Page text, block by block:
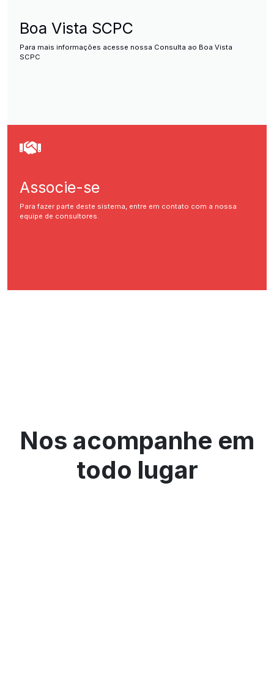
Boa Vista SCPC
Para mais informações acesse nossa Consulta ao Boa Vista
SCPC
Associe-se
Para fazer parte deste sistema, entre em contato com a nossa
equipe de consultores.
Nos acompanhe em
todo lugar